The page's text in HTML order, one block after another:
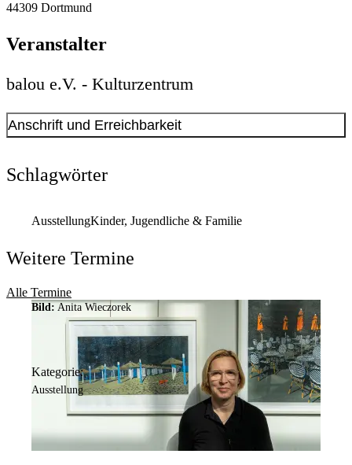
44309 Dortmund
Veranstalter
balou e.V. - Kulturzentrum
Anschrift und Erreichbarkeit
Anschrift
Schlagwörter
AusstellungKinder, Jugendliche & Familie
Weitere Termine
Alle Termine
Bild: Anita Wieczorek
Kategorie:
Ausstellung